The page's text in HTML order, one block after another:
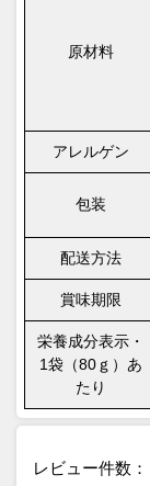
原材料
アレルゲン
包装
配送方法
賞味期限
栄養成分表示・
1袋（80ｇ）あ
たり
レビュー件数：